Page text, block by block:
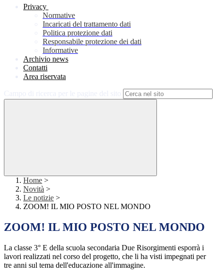
Privacy
Normative
Incaricati del trattamento dati
Politica protezione dati
Responsabile protezione dei dati
Informative
Archivio news
Contatti
Area riservata
Home >
Novità >
Le notizie >
ZOOM! IL MIO POSTO NEL MONDO
ZOOM! IL MIO POSTO NEL MONDO
La classe 3° E della scuola secondaria Due Risorgimenti esporrà i
lavori realizzati nel corso del progetto, che li ha visti impegnati per
tre anni sul tema dell'educazione all'immagine.